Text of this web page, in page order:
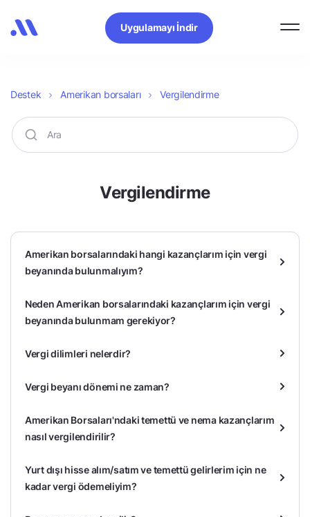
Uygulamayı İndir
Destek Amerikan borsaları Vergilendirme
Vergilendirme
Amerikan borsalarındaki hangi kazançlarım için vergi
beyanında bulunmalıyım?
Neden Amerikan borsalarındaki kazançlarım için vergi
beyanında bulunmam gerekiyor?
Vergi dilimleri nelerdir?
Vergi beyanı dönemi ne zaman?
Amerikan Borsaları'ndaki temettü ve nema kazançlarım
nasıl vergilendirilir?
Yurt dışı hisse alım/satım ve temettü gelirlerim için ne
kadar vergi ödemeliyim?